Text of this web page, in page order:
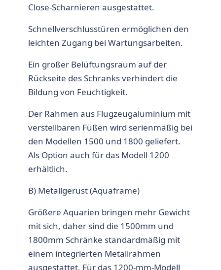
Close-Scharnieren ausgestattet.
Schnellverschlusstüren ermöglichen den
leichten Zugang bei Wartungsarbeiten.
Ein großer Belüftungsraum auf der
Rückseite des Schranks verhindert die
Bildung von Feuchtigkeit.
Der Rahmen aus Flugzeugaluminium mit
verstellbaren Füßen wird serienmäßig bei
den Modellen 1500 und 1800 geliefert.
Als Option auch für das Modell 1200
erhältlich.
B) Metallgerüst (Aquaframe)
Größere Aquarien bringen mehr Gewicht
mit sich, daher sind die 1500mm und
1800mm Schränke standardmäßig mit
einem integrierten Metallrahmen
ausgestattet. Für das 1200-mm-Modell